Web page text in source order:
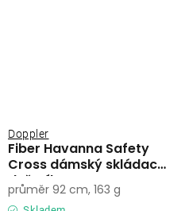
Fiber Havanna Safety
Cross dámský skládací
deštník
Doppler
průměr 92 cm, 163 g